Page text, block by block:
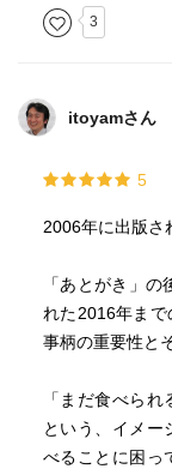
「フードバンク
3
itoyamさん
5
2006年に出版さ
「あとがき」
れた2016年ま
事柄の重要性と
「まだ食べら
という、イメー
べることに困っ